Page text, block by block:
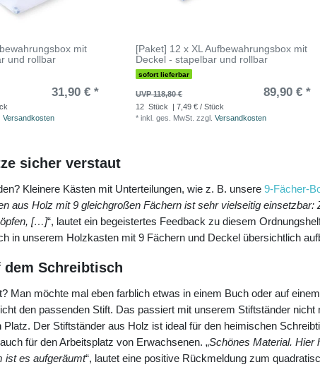
mit
und rollbar
31,90 € *
Versandkosten
[Paket] 12 x XL Aufbewahrungsbox mit
Deckel - stapelbar und rollbar
sofort lieferbar
UVP 118,80 € 89,90 € *
12 Stück
| 7,49 € / Stück
*inkl. ges. MwSt. zzgl.Versandkosten
sicher verstaut
Kleinere Kästen mit Unterteilungen, wie z. B. unsere 9-Fächer-
aus Holz mit 9 gleichgroßen Fächern ist sehr vielseitig einsetzbar:
[…]“, lautet ein begeistertes Feedback zu diesem
in unserem Holzkasten mit 9 Fächern und Deckel übersichtlich
dem Schreibtisch
Man möchte mal eben farblich etwas in einem Buch oder auf
den passenden Stift. Das passiert mit unserem Stiftständer nicht
Platz. Der Stiftständer aus Holz ist ideal für den heimischen
für den Arbeitsplatz von Erwachsenen. „Schönes Material. Hier
ist es aufgeräumt“, lautet eine positive Rückmeldung zum